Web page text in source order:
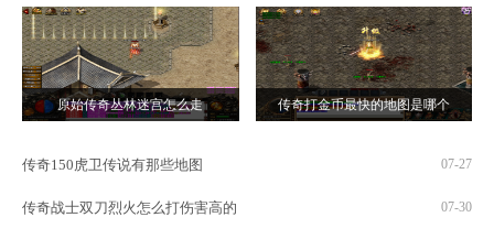
原始传奇丛林迷宫怎么走 传奇打金币最快的地图是哪个
传奇150虎卫传说有那些地图 07-27
传奇战士双刀烈火怎么打伤害高的 07-30